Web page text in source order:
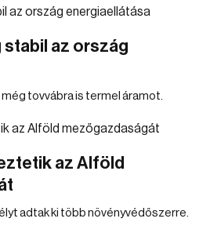
stabil az ország
tovvábra is termel áramot.
az Alföld
adtak ki több növényvédőszerre.